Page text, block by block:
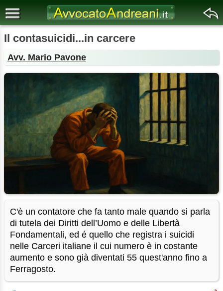
Il contasuicidi...in carcere
Avv. Mario Pavone
C'è un contatore che fa tanto male quando si parla
di tutela dei Diritti dell’Uomo e delle Libertà
Fondamentali, ed é quello che registra i suicidi
nelle Carceri italiane il cui numero è in costante
aumento e sono già diventati 55 quest'anno fino a
Ferragosto.